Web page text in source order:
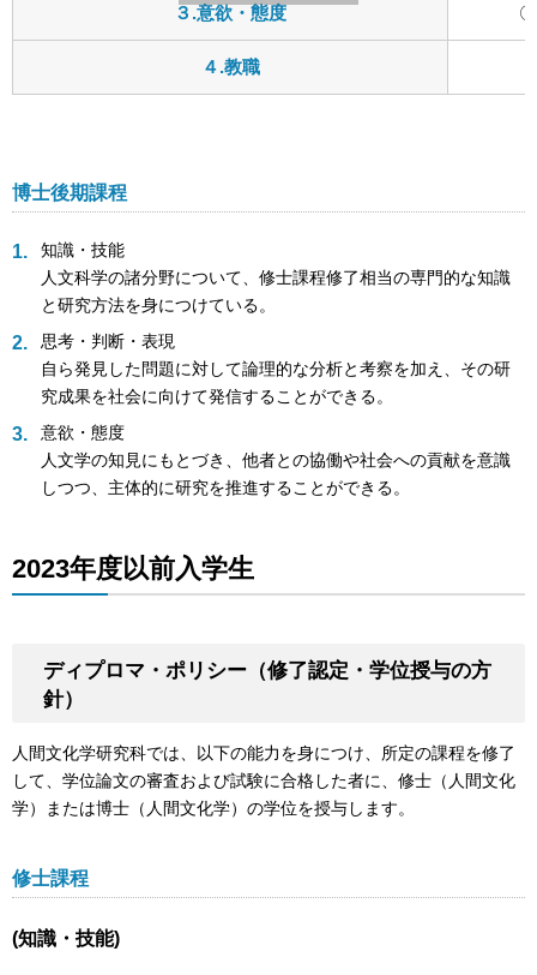
３.意欲・態度 〇
４.教職
博士後期課程
知識・技能
人文科学の諸分野について、修士課程修了相当の専門的な知識
と研究方法を身につけている。
思考・判断・表現
自ら発見した問題に対して論理的な分析と考察を加え、その研
究成果を社会に向けて発信することができる。
意欲・態度
人文学の知見にもとづき、他者との協働や社会への貢献を意識
しつつ、主体的に研究を推進することができる。
2023年度以前入学生
ディプロマ・ポリシー（修了認定・学位授与の方
針）
人間文化学研究科では、以下の能力を身につけ、所定の課程を修了
して、学位論文の審査および試験に合格した者に、修士（人間文化
学）または博士（人間文化学）の学位を授与します。
修士課程
(知識・技能)